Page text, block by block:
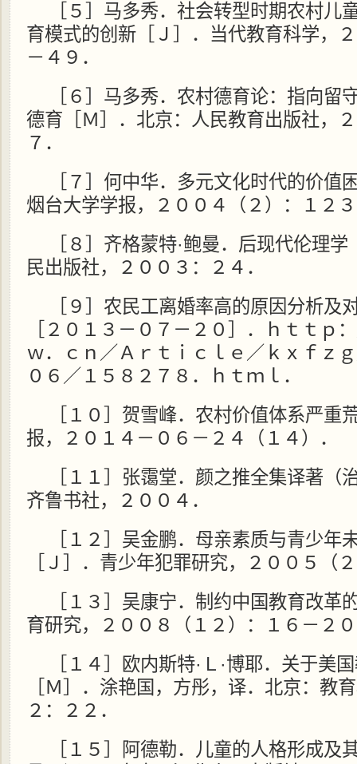
［５］马多秀．社会转型时期农村儿
育模式的创新［Ｊ］．当代教育科学，
－４９．
［６］马多秀．农村德育论：指向留
德育［Ｍ］．北京：人民教育出版社，
７．
［７］何中华．多元文化时代的价值
烟台大学学报，２００４（２）：１２
［８］齐格蒙特·鲍曼．后现代伦理
民出版社，２００３：２４．
［９］农民工离婚率高的原因分析及
［２０１３－０７－２０］．ｈｔｔｐ
ｗ．ｃｎ／Ａｒｔｉｃｌｅ／ｋｘｆｚ
０６／１５８２７８．ｈｔｍｌ．
［１０］贺雪峰．农村价值体系严重
报，２０１４－０６－２４（１４）．
［１１］张霭堂．颜之推全集译著（
齐鲁书社，２００４．
［１２］吴金鹏．母亲素质与青少年
［Ｊ］．青少年犯罪研究，２００５（
［１３］吴康宁．制约中国教育改革
育研究，２００８（１２）：１６－２
［１４］欧内斯特·Ｌ·博耶．关于美
［Ｍ］．涂艳国，方彤，译．北京：教
２：２２．
［１５］阿德勒．儿童的人格形成及